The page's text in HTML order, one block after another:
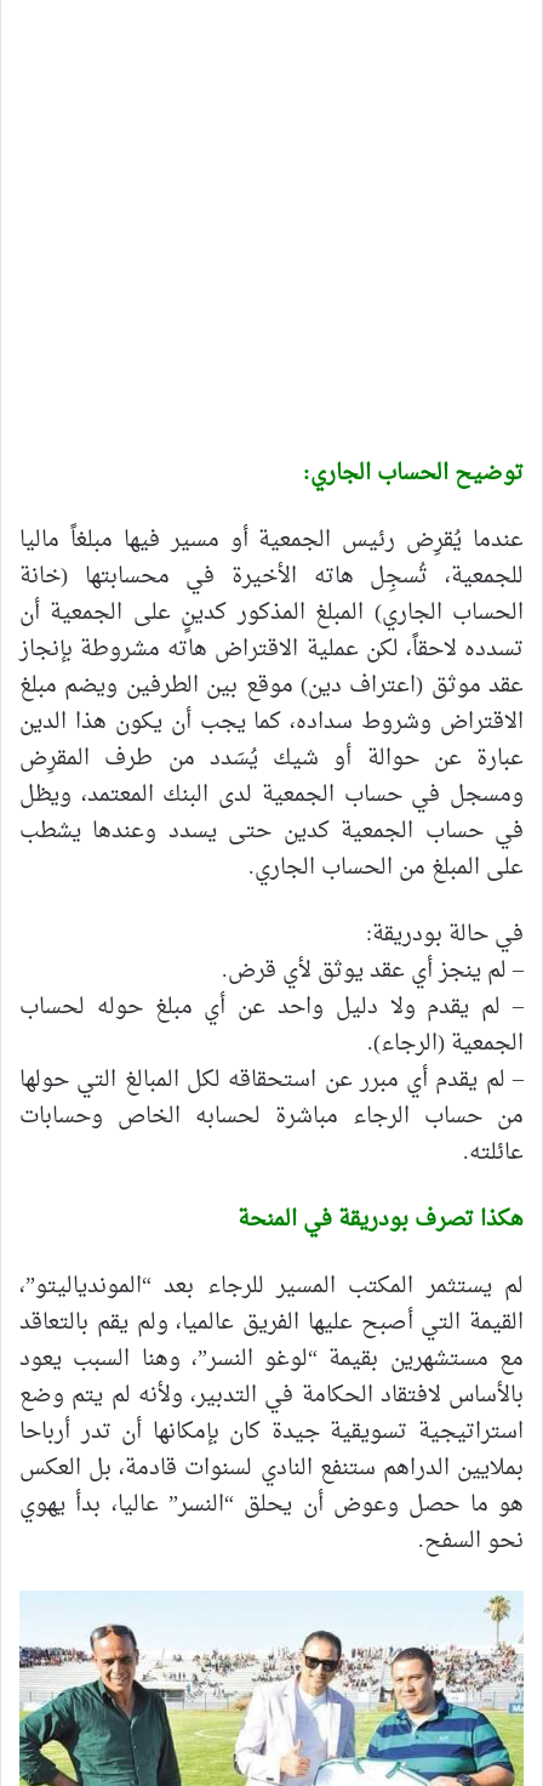
توضيح الحساب الجاري:
عندما يُقرِض رئيس الجمعية أو مسير فيها مبلغاً ماليا
للجمعية، تُسجِل هاته الأخيرة في محسابتها (خانة
الحساب الجاري) المبلغ المذكور كدينٍ على الجمعية أن
تسدده لاحقاً، لكن عملية الاقتراض هاته مشروطة بإنجاز
عقد موثق (اعتراف دين) موقع بين الطرفين ويضم مبلغ
الاقتراض وشروط سداده، كما يجب أن يكون هذا الدين
عبارة عن حوالة أو شيك يُسَدد من طرف المقرِض
ومسجل في حساب الجمعية لدى البنك المعتمد، ويظل
في حساب الجمعية كدين حتى يسدد وعندها يشطب
على المبلغ من الحساب الجاري.
في حالة بودريقة:
– لم ينجز أي عقد يوثق لأي قرض.
– لم يقدم ولا دليل واحد عن أي مبلغ حوله لحساب
الجمعية (الرجاء).
– لم يقدم أي مبرر عن استحقاقه لكل المبالغ التي حولها
من حساب الرجاء مباشرة لحسابه الخاص وحسابات
عائلته.
هكذا تصرف بودريقة في المنحة
لم يستثمر المكتب المسير للرجاء بعد “الموندياليتو”،
القيمة التي أصبح عليها الفريق عالميا، ولم يقم بالتعاقد
مع مستشهرين بقيمة “لوغو النسر”، وهنا السبب يعود
بالأساس لافتقاد الحكامة في التدبير، ولأنه لم يتم وضع
استراتيجية تسويقية جيدة كان بإمكانها أن تدر أرباحا
بملايين الدراهم ستنفع النادي لسنوات قادمة، بل العكس
هو ما حصل وعوض أن يحلق “النسر” عاليا، بدأ يهوي
نحو السفح.